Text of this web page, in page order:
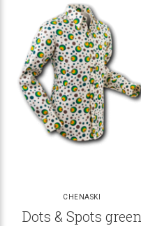
CHENASKI
Dots & Spots green